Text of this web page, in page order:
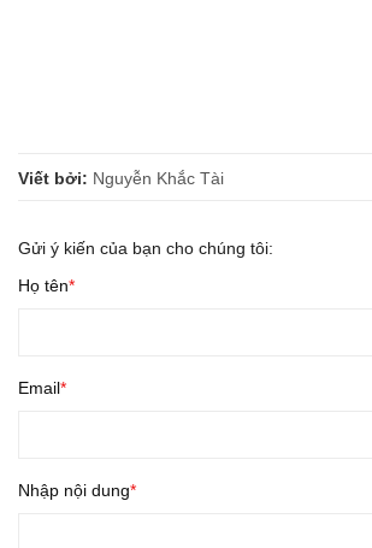
Viết bởi: Nguyễn Khắc Tài
Gửi ý kiến của bạn cho chúng tôi:
Họ tên
Email
Nhập nội dung